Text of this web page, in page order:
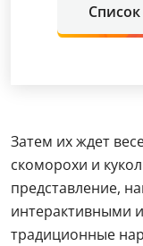
Затем их ждет
скоморохи и
представление,
интерактивными
традиционные